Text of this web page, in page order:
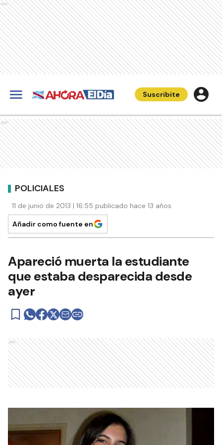
Ads
Suscribite
Ads
POLICIALES
11 de junio de 2013 | 16:55 publicado hace 13 años
Añadir como fuente en
Apareció muerta la estudiante
que estaba desparecida desde
ayer
Ads